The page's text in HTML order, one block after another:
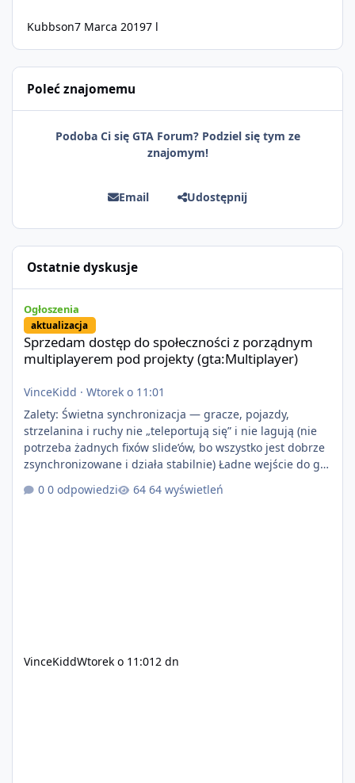
Kubbson7 Marca 20197 l
Poleć znajomemu
Podoba Ci się GTA Forum? Podziel się tym ze
znajomym!
Email Udostępnij
Ostatnie dyskusje
Ogłoszenia
aktualizacja
Sprzedam dostęp do społeczności z porządnym
multiplayerem pod projekty (gta:Multiplayer)
VinceKidd · Wtorek o 11:01
Zalety: Świetna synchronizacja — gracze, pojazdy,
strzelanina i ruchy nie „teleportują się” i nie lagują (nie
potrzeba żadnych fixów slide’ów, bo wszystko jest dobrze
zsynchronizowane i działa stabilnie) Ładne wejście do gry
+ solidny antycheat na poziomie multiplayera Wygodne
pisanie własnych modów i skryptów (wsparcie C# / JS /
0 odpowiedzi 64 wyświetleń
VinceKiddWtorek o 11:012 dn